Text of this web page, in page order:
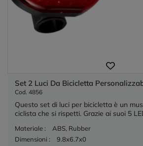
Set 2 Luci Da Bicicletta
Cod. 4856
Questo set di luci per bicicletta è un
ciclista che si rispetti. Grazie ai suoi 5
Materiale :
ABS, Rubber
Dimensioni :
9.8x6.7x0